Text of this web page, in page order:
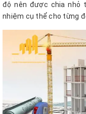
độ nên được chia nhỏ
nhiệm cụ thể cho từng